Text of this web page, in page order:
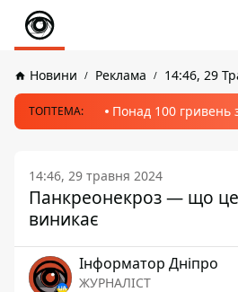
Новини Реклама 14:46, 29
ТОПТЕМА: Понад 100 гривень
14:46, 29 травня 2024
Панкреонекроз — що
виникає
Інформатор Дніпро
ЖУРНАЛІСТ